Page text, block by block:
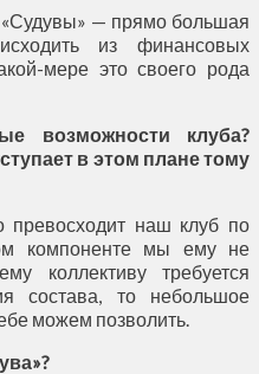
«Судувы» — прямо большая
из финансовых
мере это своего рода
возможности клуба?
в этом плане тому
превосходит наш клуб по
компоненте мы ему не
коллективу требуется
состава, то небольшое
можем позволить.